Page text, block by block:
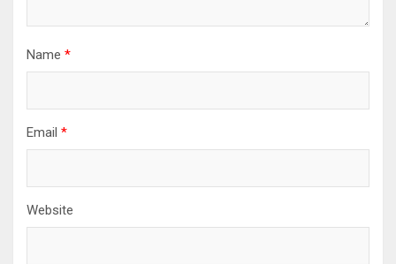
Name *
Email *
Website